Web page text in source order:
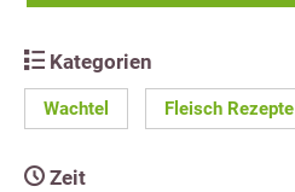
Kategorien
Wachtel Fleisch Rezepte
Zeit